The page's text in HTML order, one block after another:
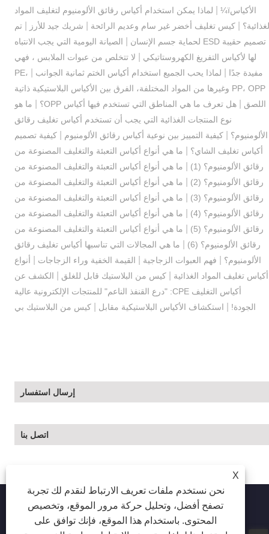
الأكياسï¼
لماذا يمكن استخدام أكياس رقائق الألومنيوم لتغليف المواد
|كيس تغليف أخضر غير سام وعديم الرائحة شريك جيد للأرز |تم
تصميم حقيبة ESD لحماية جسم الإنسان
الصيانة اليومية التي يجب الانتباه
لها لأكياس التفريغ الكهروستاتيكي
لا تتخلص من عبوات الملابس ، فهي
مفيدة جدًا
لماذا يحب الجميع استخدام أكياس الختم ثمانية الجوانب
PE،
PP، OPP وغيرها من المواد المختلفة، الفرق بين الأكياس البلاستيكية ذاتية
اللصق |هل تعرف ما هي المناطق التي تستخدم فيها أكياس OPP؟
ما هو
نوع المنتجات الغذائية التي يجب أن تستخدم أكياس تغليف رقائق
الألومنيوم؟ |كيفية التمييز بين نوعية أكياس رقائق الألومنيوم |كيفية تصميم
أكياس تغليف الشاي؟
ما هي أنواع أكياس التعبئة والتغليف المصنوعة من
رقائق الألومنيوم؟ (1)
ما هي أنواع أكياس التعبئة والتغليف المصنوعة من
رقائق الألومنيوم؟ (2)
ما هي أنواع أكياس التعبئة والتغليف المصنوعة من
رقائق الألومنيوم؟ (3)
ما هي أنواع أكياس التعبئة والتغليف المصنوعة من
رقائق الألومنيوم؟ (4)
ما هي أنواع أكياس التعبئة والتغليف المصنوعة من
رقائق الألومنيوم؟ (5)
ما هي أنواع أكياس التعبئة والتغليف المصنوعة من
رقائق الألومنيوم؟ (6)
ما هي المجالات التي تناسبها أكياس تغليف رقائق
الألومنيوم؟
فهم العبوات الزجاجية القيمة الخفية وراء الزجاجات
أنواع
أكياس تغليف المواد الغذائية |كيس من البلاستيك قابل للغلق
الكشف عن
أكياس التغليف CPE: "درع القنفذ الناعم" للمنتجات الإلكترونية عالية
الجودة!
استكشاف الأكياس البلاستيكية مقابل |كيس من البلاستيك بي
إرسال استفسار
اتصل بنا
X
نحن نستخدم ملفات تعريف الارتباط لنقدم لك تجربة
تصفح أفضل، وتحليل حركة مرور الموقع، وتخصيص
المحتوى. باستخدام هذا الموقع، فإنك توافق على